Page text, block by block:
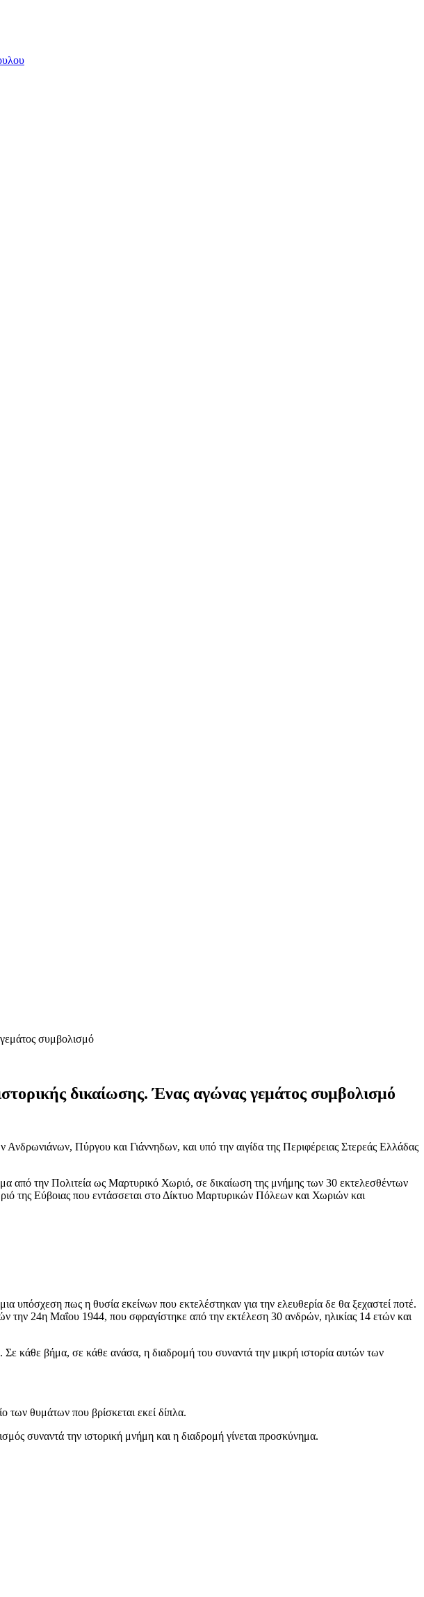
συμβολισμό
δικαίωσης. Ένας αγώνας γεμάτος συμβολισμό
Πύργου και Γιάννηδων, και υπό την αιγίδα της Περιφέρειας Στερεάς Ελλάδας
από την Πολιτεία ως Μαρτυρικό Χωριό, σε δικαίωση της μνήμης των 30 εκτελεσθέντων
της Εύβοιας που εντάσσεται στο Δίκτυο Μαρτυρικών Πόλεων και Χωριών και
υπόσχεση πως η θυσία εκείνων που εκτελέστηκαν για την ελευθερία δε θα ξεχαστεί ποτέ.
την 24η Μαΐου 1944, που σφραγίστηκε από την εκτέλεση 30 ανδρών, ηλικίας 14 ετών και
κάθε βήμα, σε κάθε ανάσα, η διαδρομή του συναντά την μικρή ιστορία αυτών των
των θυμάτων που βρίσκεται εκεί δίπλα.
συναντά την ιστορική μνήμη και η διαδρομή γίνεται προσκύνημα.